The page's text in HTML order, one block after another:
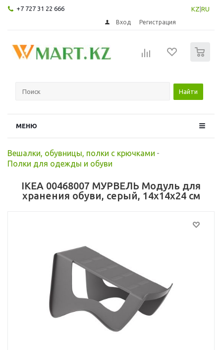
+7 727 31 22 666 KZ RU
Вход Регистрация
Найти
МЕНЮ
Вешалки, обувницы, полки с крючками -
Полки для одежды и обуви
IKEA 00468007 МУРВЕЛЬ Модуль для
хранения обуви, серый, 14x14x24 см